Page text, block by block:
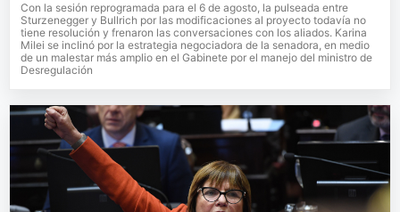
Con la sesión reprogramada para el 6 de agosto, la pulseada entre
Sturzenegger y Bullrich por las modificaciones al proyecto todavía no
tiene resolución y frenaron las conversaciones con los aliados. Karina
Milei se inclinó por la estrategia negociadora de la senadora, en medio
de un malestar más amplio en el Gabinete por el manejo del ministro de
Desregulación